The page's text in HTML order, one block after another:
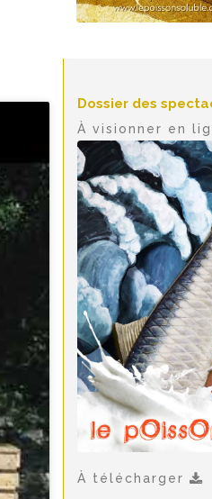
Dossier des
À visionner en
À télécharger